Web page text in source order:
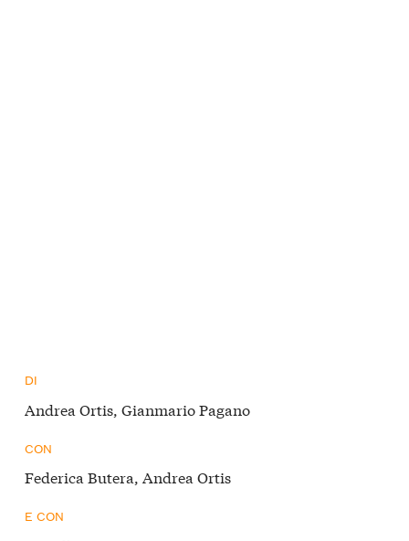
DI
Andrea Ortis, Gianmario Pagano
CON
Federica Butera, Andrea Ortis
E CON